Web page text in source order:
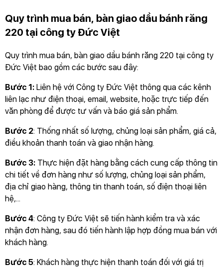
Quy trình mua bán, bàn giao dầu bánh răng
220 tại công ty Đức Việt
Quy trình mua bán, bàn giao dầu bánh răng 220 tại công ty
Đức Việt bao gồm các bước sau đây:
Bước 1: Liên hệ với Công ty Đức Việt thông qua các kênh
liên lạc như điện thoại, email, website, hoặc trực tiếp đến
văn phòng để được tư vấn và báo giá sản phẩm.
Bước 2: Thống nhất số lượng, chủng loại sản phẩm, giá cả,
điều khoản thanh toán và giao nhận hàng.
Bước 3: Thực hiện đặt hàng bằng cách cung cấp thông tin
chi tiết về đơn hàng như số lượng, chủng loại sản phẩm,
địa chỉ giao hàng, thông tin thanh toán, số điện thoại liên
hệ,...
Bước 4: Công ty Đức Việt sẽ tiến hành kiểm tra và xác
nhận đơn hàng, sau đó tiến hành lập hợp đồng mua bán với
khách hàng.
Bước 5: Khách hàng thực hiện thanh toán đối với giá trị